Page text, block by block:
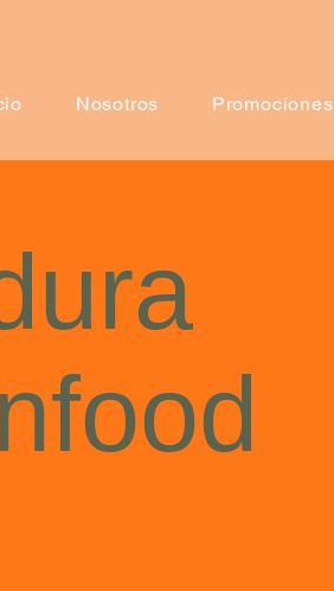
Nosotros Promociones